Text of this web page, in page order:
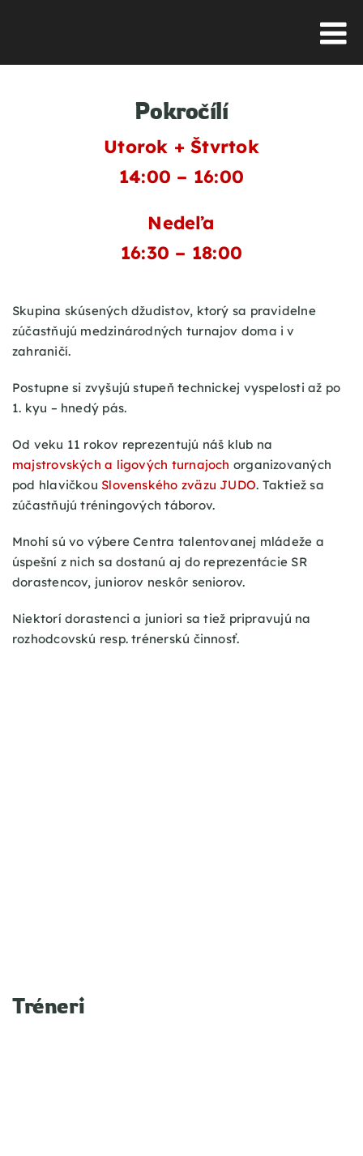
Pokročílí
Utorok + Štvrtok
14:00 – 16:00
Nedeľa
16:30 – 18:00
Skupina skúsených džudistov, ktorý sa pravidelne
zúčastňujú medzinárodných turnajov doma i v
zahraničí.
Postupne si zvyšujú stupeň technickej vyspelosti až po
1. kyu – hnedý pás.
Od veku 11 rokov reprezentujú náš klub na
majstrovských a ligových turnajoch organizovaných
pod hlavičkou Slovenského zväzu JUDO. Taktiež sa
zúčastňujú tréningových táborov.
Mnohí sú vo výbere Centra talentovanej mládeže a
úspešní z nich sa dostanú aj do reprezentácie SR
dorastencov, juniorov neskôr seniorov.
Niektorí dorastenci a juniori sa tiež pripravujú na
rozhodcovskú resp. trénerskú činnosť.
Tréneri